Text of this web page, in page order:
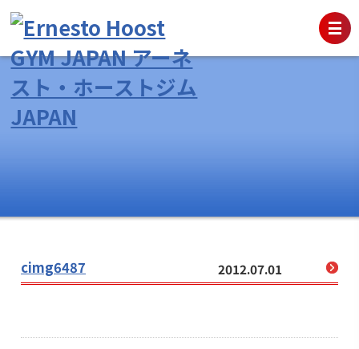
cimg6487 2012.07.01